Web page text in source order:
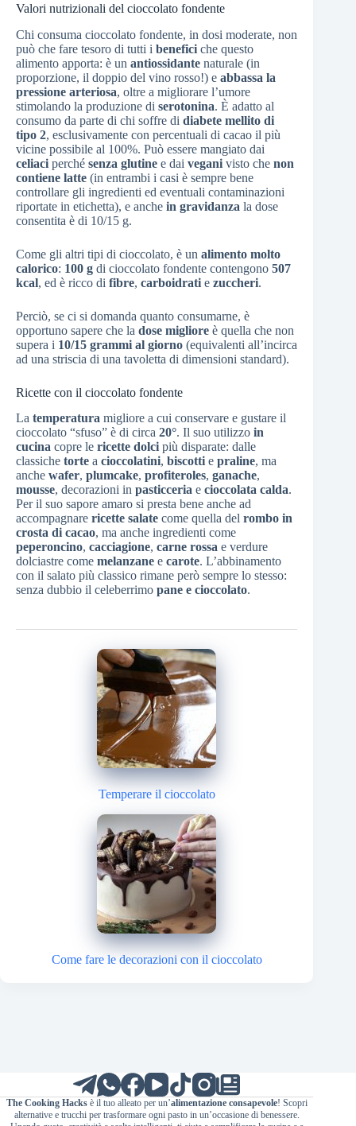
Valori nutrizionali del cioccolato fondente
Chi consuma cioccolato fondente, in dosi moderate, non
può che fare tesoro di tutti i benefici che questo
alimento apporta: è un antiossidante naturale (in
proporzione, il doppio del vino rosso!) e abbassa la
pressione arteriosa, oltre a migliorare l’umore
stimolando la produzione di serotonina. È adatto al
consumo da parte di chi soffre di diabete mellito di
tipo 2, esclusivamente con percentuali di cacao il più
vicine possibile al 100%. Può essere mangiato dai
celiaci perché senza glutine e dai vegani visto che non
contiene latte (in entrambi i casi è sempre bene
controllare gli ingredienti ed eventuali contaminazioni
riportate in etichetta), e anche in gravidanza la dose
consentita è di 10/15 g.
Come gli altri tipi di cioccolato, è un alimento molto
calorico: 100 g di cioccolato fondente contengono 507
kcal, ed è ricco di fibre, carboidrati e zuccheri.
Perciò, se ci si domanda quanto consumarne, è
opportuno sapere che la dose migliore è quella che non
supera i 10/15 grammi al giorno (equivalenti all’incirca
ad una striscia di una tavoletta di dimensioni standard).
Ricette con il cioccolato fondente
La temperatura migliore a cui conservare e gustare il
cioccolato “sfuso” è di circa 20°. Il suo utilizzo in
cucina copre le ricette dolci più disparate: dalle
classiche torte a cioccolatini, biscotti e praline, ma
anche wafer, plumcake, profiteroles, ganache,
mousse, decorazioni in pasticceria e cioccolata calda.
Per il suo sapore amaro si presta bene anche ad
accompagnare ricette salate come quella del rombo in
crosta di cacao, ma anche ingredienti come
peperoncino, cacciagione, carne rossa e verdure
dolciastre come melanzane e carote. L’abbinamento
con il salato più classico rimane però sempre lo stesso:
senza dubbio il celeberrimo pane e cioccolato.
Temperare il cioccolato
Come fare le decorazioni con il cioccolato
The Cooking Hacksè il tuo alleato per un’alimentazione consapevole! Scopri
alternative e trucchi per trasformare ogni pasto in un’occasione di benessere.